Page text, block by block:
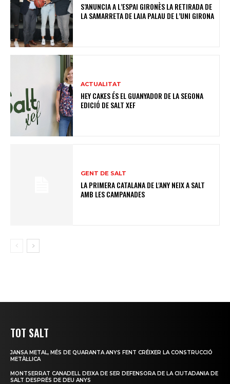
S’ANUNCIA A L’ESPAI GIRONÈS LA RETIRADA DE
LA SAMARRETA DE LAIA PALAU DE L’UNI GIRONA
ACTUALITAT
HEY CAKES ÉS EL GUANYADOR DE LA SEGONA
EDICIÓ DE SALT XEF
GENT DE SALT
LA PRIMERA CATALANA DE L'ANY NEIX A SALT
AMB LES CAMPANADES
TOT SALT
JANSA METAL, MÉS DE QUARANTA ANYS FENT CRÉIXER LA CONSTRUCCIÓ
METÀL·LICA
MONTSERRAT CANADELL DEIXA DE SER DEFENSORA DE LA CIUTADANIA DE
SALT DESPRÉS DE DEU ANYS